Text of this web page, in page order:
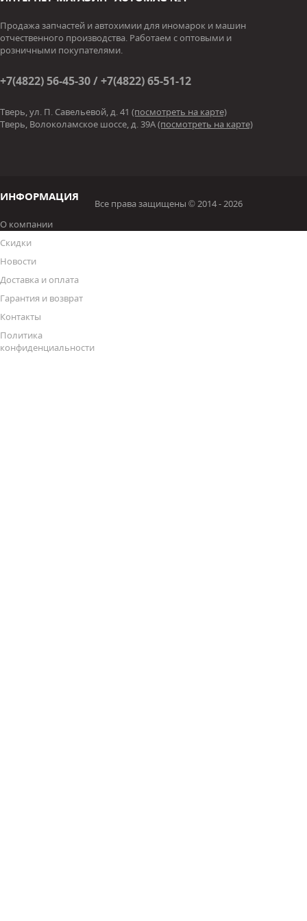
Продажа запчастей и автохимии для иномарок и машин
отчественного производства. Работаем с оптовыми и
розничными покупателями.
+7(4822) 56-45-30 / +7(4822) 65-51-12
Тверь, ул. П. Савельевой, д. 41 (посмотреть на карте)
Тверь, Волоколамское шоссе, д. 39А(посмотреть на карте)
ИНФОРМАЦИЯ
О компании
Скидки
Новости
Доставка и оплата
Гарантия и возврат
Контакты
Политика
конфиденциальности
Все права защищены © 2014 - 2026